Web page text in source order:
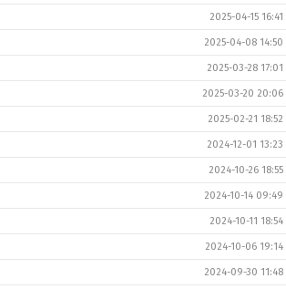
2025-04-15 16:41
2025-04-08 14:50
2025-03-28 17:01
2025-03-20 20:06
2025-02-21 18:52
2024-12-01 13:23
2024-10-26 18:55
2024-10-14 09:49
2024-10-11 18:54
2024-10-06 19:14
2024-09-30 11:48